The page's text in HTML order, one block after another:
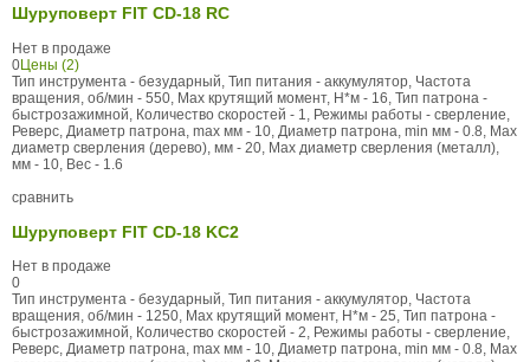
Шуруповерт FIT CD-18 RC
Нет в продаже
0Цены (2)
Тип инструмента - безударный, Тип питания - аккумулятор, Частота
вращения, об/мин - 550, Max крутящий момент, Н*м - 16, Тип патрона -
быстрозажимной, Количество скоростей - 1, Режимы работы - сверление,
Реверс, Диаметр патрона, max мм - 10, Диаметр патрона, min мм - 0.8, Max
диаметр сверления (дерево), мм - 20, Max диаметр сверления (металл),
мм - 10, Вес - 1.6
сравнить
Шуруповерт FIT CD-18 KC2
Нет в продаже
0
Тип инструмента - безударный, Тип питания - аккумулятор, Частота
вращения, об/мин - 1250, Max крутящий момент, Н*м - 25, Тип патрона -
быстрозажимной, Количество скоростей - 2, Режимы работы - сверление,
Реверс, Диаметр патрона, max мм - 10, Диаметр патрона, min мм - 0.8, Max